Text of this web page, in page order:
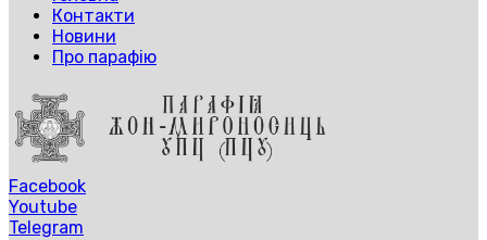
Контакти
Новини
Про парафію
Facebook
Youtube
Telegram